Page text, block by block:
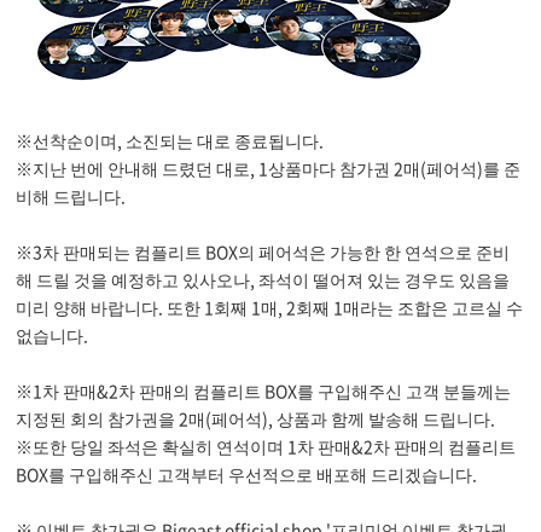
※선착순이며, 소진되는 대로 종료됩니다.
※지난 번에 안내해 드렸던 대로, 1상품마다 참가권 2매(페어석)를 준
비해 드립니다.
※3차 판매되는 컴플리트 BOX의 페어석은 가능한 한 연석으로 준비
해 드릴 것을 예정하고 있사오나, 좌석이 떨어져 있는 경우도 있음을
미리 양해 바랍니다. 또한 1회째 1매, 2회째 1매라는 조합은 고르실 수
없습니다.
※1차 판매&2차 판매의 컴플리트 BOX를 구입해주신 고객 분들께는
지정된 회의 참가권을 2매(페어석), 상품과 함께 발송해 드립니다.
※또한 당일 좌석은 확실히 연석이며 1차 판매&2차 판매의 컴플리트
BOX를 구입해주신 고객부터 우선적으로 배포해 드리겠습니다.